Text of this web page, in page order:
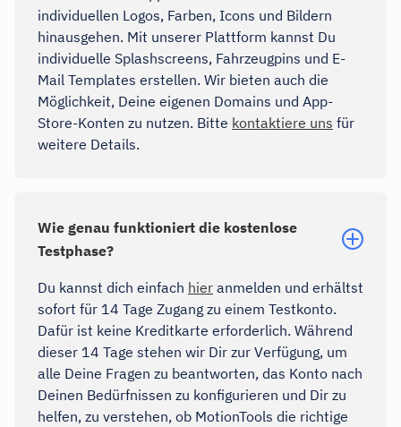
individuellen Logos, Farben, Icons und Bildern
hinausgehen. Mit unserer Plattform kannst Du
individuelle Splashscreens, Fahrzeugpins und E-
Mail Templates erstellen. Wir bieten auch die
Möglichkeit, Deine eigenen Domains und App-
Store-Konten zu nutzen. Bitte kontaktiere uns für
weitere Details.
Wie genau funktioniert die kostenlose
Testphase?
Du kannst dich einfach hier anmelden und erhältst
sofort für 14 Tage Zugang zu einem Testkonto.
Dafür ist keine Kreditkarte erforderlich. Während
dieser 14 Tage stehen wir Dir zur Verfügung, um
alle Deine Fragen zu beantworten, das Konto nach
Deinen Bedürfnissen zu konfigurieren und Dir zu
helfen, zu verstehen, ob MotionTools die richtige